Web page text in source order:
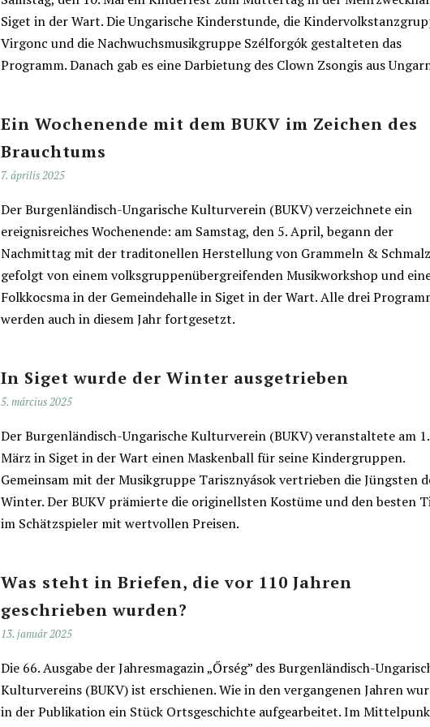
Siget in der Wart. Die Ungarische Kinderstunde, die
Virgonc und die Nachwuchsmusikgruppe Szélforgók gestalteten das
Programm. Danach gab es eine Darbietung des Clown Zsongis aus
Ein Wochenende mit dem BUKV im Zeichen des
Brauchtums
7. április 2025
Der Burgenländisch-Ungarische Kulturverein (BUKV) verzeichnete ein
ereignisreiches Wochenende: am Samstag, den 5. April, begann der
Nachmittag mit der traditonellen Herstellung von Grammeln &
gefolgt von einem volksgruppenübergreifenden Musikworkshop und
Folkkocsma in der Gemeindehalle in Siget in der Wart. Alle drei
werden auch in diesem Jahr fortgesetzt.
In Siget wurde der Winter ausgetrieben
5. március 2025
Der Burgenländisch-Ungarische Kulturverein (BUKV) veranstaltete am 1.
März in Siget in der Wart einen Maskenball für seine Kindergruppen.
Gemeinsam mit der Musikgruppe Tarisznyások vertrieben die Jüngsten
Winter. Der BUKV prämierte die originellsten Kostüme und den besten
im Schätzspieler mit wertvollen Preisen.
Was steht in Briefen, die vor 110 Jahren
geschrieben wurden?
13. január 2025
Die 66. Ausgabe der Jahresmagazin „Őrség” des Burgenländisch-
Kulturvereins (BUKV) ist erschienen. Wie in den vergangenen Jahren
in der Publikation ein Stück Ortsgeschichte aufgearbeitet. Im